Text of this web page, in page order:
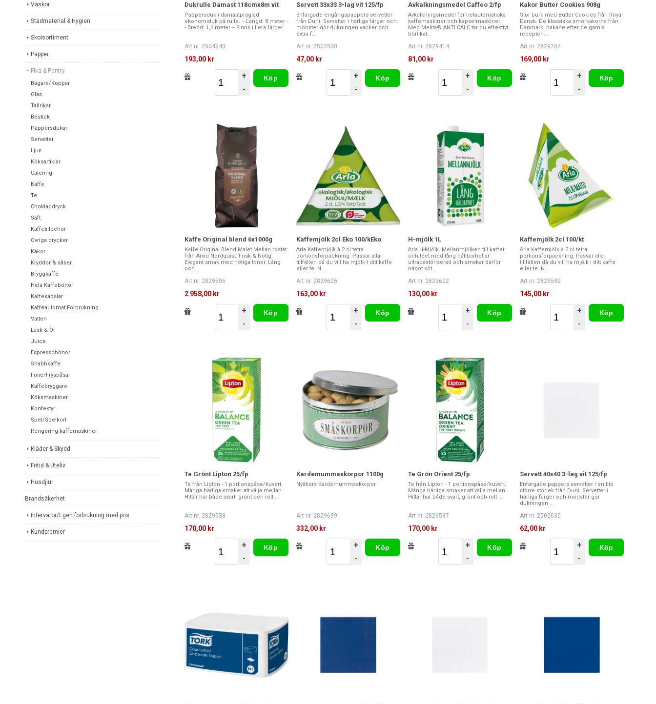
Väskor
Städmaterial & Hygien
Skolsortiment
Papper
Fika & Pentry
Bägare/Koppar
Glas
Tallrikar
Bestick
Pappersdukar
Servetter
Ljus
Köksartiklar
Catering
Kaffe
Te
Chokladdryck
Saft
Kaffetillbehör
Övriga drycker
Kakor
Kryddor & såser
Bryggkaffe
Hela Kaffebönor
Kaffekapslar
Kaffeautomat Förbrukning
Vatten
Läsk & Öl
Juice
Espressobönor
Snabbkaffe
Folie/Fryspåsar
Kaffebryggare
Köksmaskiner
Konfektyr
Spel/Spelkort
Rengöring kaffemaskiner
Kläder & Skydd
Fritid & Uteliv
Husdjiur
Brandsäkerhet
Intervaror/Egen förbrukning med pris
Kundpremier
Dukrulle Damast 118cmx8m vit
Pappersduk i damastpräglad
ekonomiduk på rulle. -- Längd: 8 meter -
- Bredd: 1,2 meter -- Finns i flera färger
Art nr. 2504340
193,00 kr
+
-
Köp
Servett 33x33 3-lag vit 125/fp
Enfärgade engångspappers servetter
från Duni. Servetter i härliga färger och
mönster gör dukningen vacker och
extra f...
Art nr. 2502530
47,00 kr
+
-
Köp
Avkalkningsmedel Caffeo 2/fp
Avkalkningsmedel för helautomatiska
kaffemaskiner och kapselmaskiner.
Med Melita® ANTI CALC tar du effektivt
bort kal...
Art nr. 2829414
81,00 kr
+
-
Köp
Kakor Butter Cookies 908g
Stor burk med Butter Cookies från Royal
Dansk. De klassiska smörkakorna från
Danmark, bakade efter de gamla
recepten....
Art nr. 2829707
169,00 kr
+
-
Köp
Kaffe Original blend 6x1000g
Kaffe Original Blend Malet Mellan rostat
från Arvid Nordquist. Frisk & Nötig.
Elegant smak med nötiga toner. Lång
och...
Art nr. 2829506
2 958,00 kr
+
-
Köp
Kaffemjölk 2cl Eko 100/kEko
Arla Kaffemjölk à 2 cl tetra
portionsförpackning. Passar alla
tillfällen då du vill ha mjölk i ditt kaffe
eller te. N...
Art nr. 2829605
163,00 kr
+
-
Köp
H-mjölk 1L
Arla H-Mjölk. Mellanmjölken till kaffet
och teet med lång hållbarhet är
ultrapastöriserad och smakar därför
något söt...
Art nr. 2829602
130,00 kr
+
-
Köp
Kaffemjölk 2cl 100/kt
Arla Kaffemjölk à 2 cl tetra
portionsförpackning. Passar alla
tillfällen då du vill ha mjölk i ditt kaffe
eller te. N...
Art nr. 2829592
145,00 kr
+
-
Köp
Te Grönt Lipton 25/fp
Te från Lipton - 1 portionspåse/kuvert.
Många härliga smaker att välja mellan.
Hittar här både svart, grönt och rött ...
Art nr. 2829538
170,00 kr
+
-
Köp
Kardemummaskorpor 1100g
Nyåkers Kardemummaskorpor
Art nr. 2829699
332,00 kr
+
-
Köp
Te Grön Orient 25/fp
Te från Lipton - 1 portionspåse/kuvert.
Många härliga smaker att välja mellan.
Hittar här både svart, grönt och rött ...
Art nr. 2829537
170,00 kr
+
-
Köp
Servett 40x40 3-lag vit 125/fp
Enfärgade pappers servetter i en lite
större storlek från Duni. Servetter i
härliga färger och mönster gör
dukningen ...
Art nr. 2502630
62,00 kr
+
-
Köp